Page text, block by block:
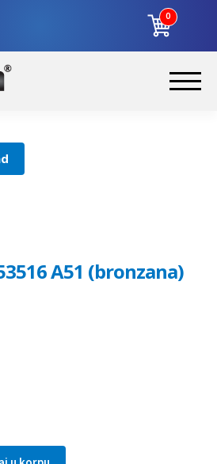
0
A51 (bronzana)